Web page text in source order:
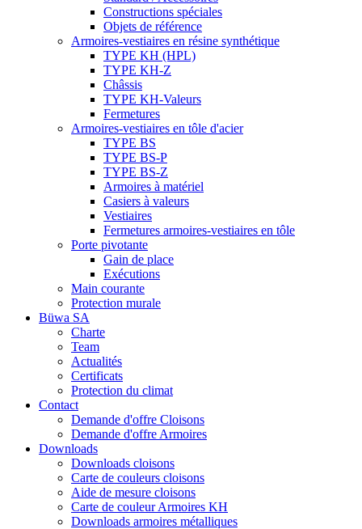
Constructions spéciales
Objets de référence
Armoires-vestiaires en résine synthétique
TYPE KH (HPL)
TYPE KH-Z
Châssis
TYPE KH-Valeurs
Fermetures
Armoires-vestiaires en tôle d'acier
TYPE BS
TYPE BS-P
TYPE BS-Z
Armoires à matériel
Casiers à valeurs
Vestiaires
Fermetures armoires-vestiaires en tôle
Porte pivotante
Gain de place
Exécutions
Main courante
Protection murale
Büwa SA
Charte
Team
Actualités
Certificats
Protection du climat
Contact
Demande d'offre Cloisons
Demande d'offre Armoires
Downloads
Downloads cloisons
Carte de couleurs cloisons
Aide de mesure cloisons
Carte de couleur Armoires KH
Downloads armoires métalliques